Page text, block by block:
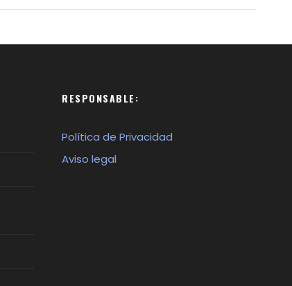
RESPONSABLE:
Política de Privacidad
Aviso legal